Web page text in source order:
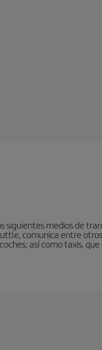
siguientes medios de
comunica entre
así como taxis,